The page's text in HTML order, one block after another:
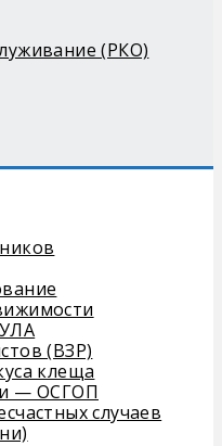
(РКО)
(ВЗР)
клеща
— ОСГОП
случаев